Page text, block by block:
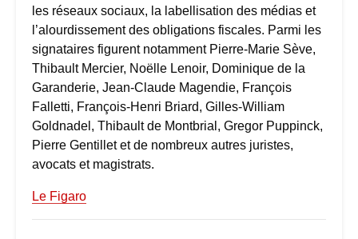
les réseaux sociaux, la labellisation des médias et
l’alourdissement des obligations fiscales. Parmi les
signataires figurent notamment Pierre-Marie Sève,
Thibault Mercier, Noëlle Lenoir, Dominique de la
Garanderie, Jean-Claude Magendie, François
Falletti, François-Henri Briard, Gilles-William
Goldnadel, Thibault de Montbrial, Gregor Puppinck,
Pierre Gentillet et de nombreux autres juristes,
avocats et magistrats.
Le Figaro